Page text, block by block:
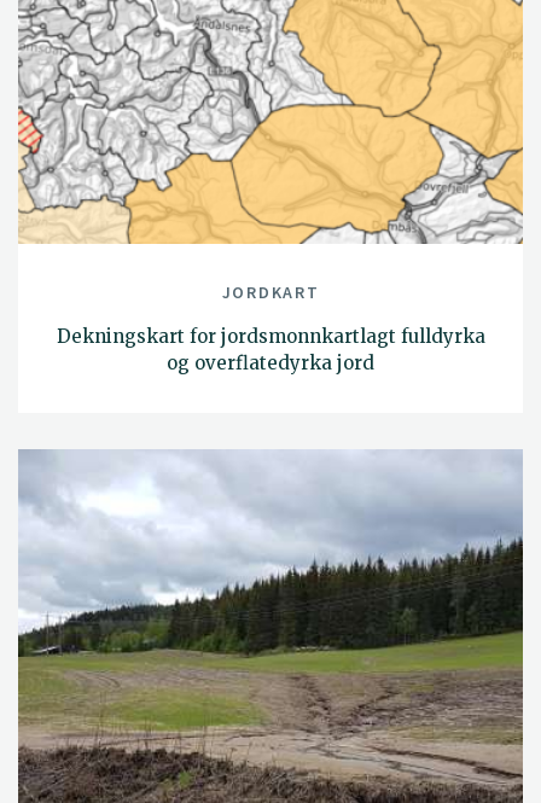
JORDKART
Dekningskart for jordsmonnkartlagt fulldyrka
og overflatedyrka jord